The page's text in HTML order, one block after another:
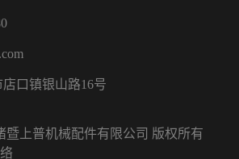
口镇银山路16号
暨上普机械配件有限公司 版权所有